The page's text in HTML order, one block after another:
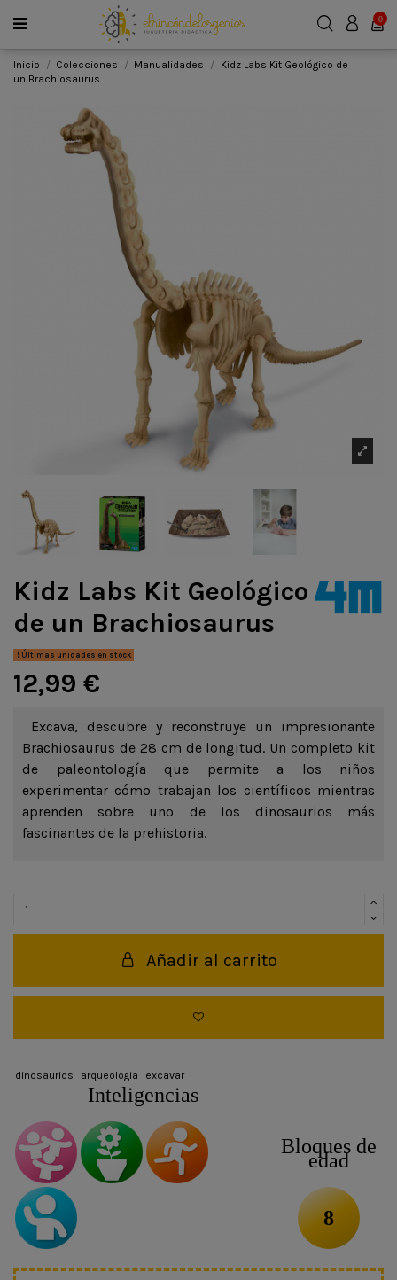
0
Inicio Colecciones Manualidades
Kidz Labs Kit Geológico de
un Brachiosaurus
Kidz Labs Kit Geológico
de un Brachiosaurus
Últimas unidades en stock
12,99 €
Excava, descubre y reconstruye un impresionante
Brachiosaurus de 28 cm de longitud. Un completo kit
de paleontología que permite a los niños
experimentar cómo trabajan los científicos mientras
aprenden sobre uno de los dinosaurios más
fascinantes de la prehistoria.
Añadir al carrito
dinosaurios arqueologia excavar
Inteligencias
Bloques de
edad
8